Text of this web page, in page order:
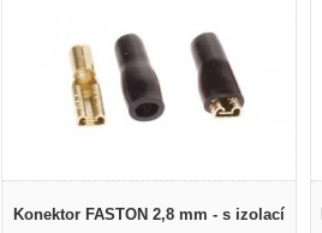
Konektor FASTON 2,8 mm - s izolací